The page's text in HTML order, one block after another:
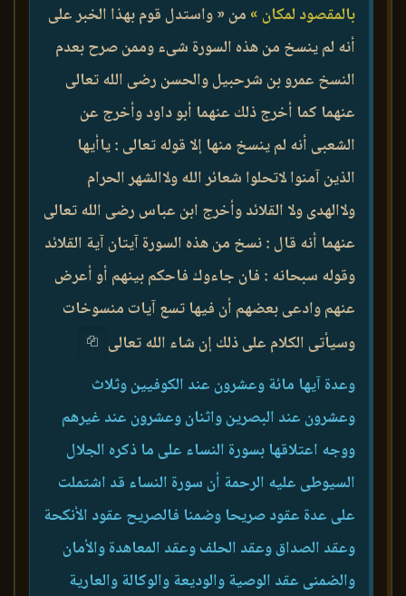
بالمقصود لمكان » من « واستدل قوم بهذا الخبر على
أنه لم ينسخ من هذه السورة شىء وممن صرح بعدم
النسخ عمرو بن شرحبيل والحسن رضى الله تعالى
عنهما كما أخرج ذلك عنهما أبو داود وأخرج عن
الشعبى أنه لم ينسخ منها إلا قوله تعالى : ياأيها
الذين آمنوا لاتحلوا شعائر الله ولاالشهر الحرام
ولاالهدى ولا القلائد وأخرج ابن عباس رضى الله تعالى
عنهما أنه قال : نسخ من هذه السورة آيتان آية القلائد
وقوله سبحانه : فان جاءوك فاحكم بينهم أو أعرض
عنهم وادعى بعضهم أن فيها تسع آيات منسوخات
وسيأتى الكلام على ذلك إن شاء الله تعالى
وعدة آيها مائة وعشرون عند الكوفيين وثلاث
وعشرون عند البصرين واثنان وعشرون عند غيرهم
ووجه اعتلاقها بسورة النساء على ما ذكره الجلال
السيوطى عليه الرحمة أن سورة النساء قد اشتملت
على عدة عقود صريحا وضمنا فالصريح عقود الأنكحة
وعقد الصداق وعقد الحلف وعقد المعاهدة والأمان
والضمنى عقد الوصية والوديعة والوكالة والعارية